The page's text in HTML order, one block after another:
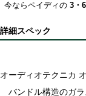
今ならペイディの 3・
詳細スペック
オーディオテクニカ
バンドル構造のガラ